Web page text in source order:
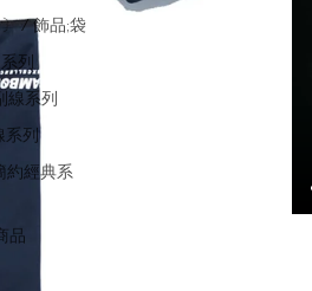
/ 飾品;袋
列
線系列
系列
約經典系
品